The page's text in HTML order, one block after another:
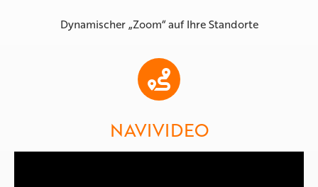
Dynamischer „Zoom“ auf Ihre Standorte
NAVIVIDEO